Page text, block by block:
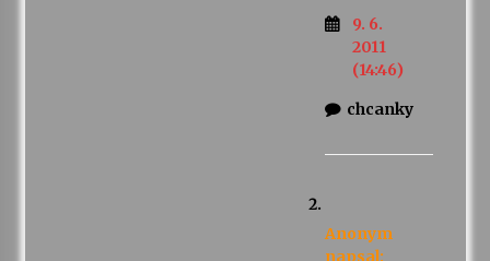
9. 6.
2011
(14:46)
chcanky
Anonym
napsal: